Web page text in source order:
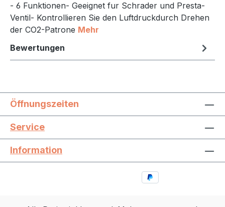
- 6 Funktionen- Geeignet fur Schrader und Presta-
Ventil- Kontrollieren Sie den Luftdruckdurch Drehen
der CO2-Patrone Mehr
Bewertungen
Öffnungszeiten
Service
Information